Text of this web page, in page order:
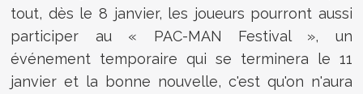
tout, dès le 8 janvier, les joueurs pourront aussi
participer au « PAC-MAN Festival », un
événement temporaire qui se terminera le 11
janvier et la bonne nouvelle, c'est qu'on n'aura